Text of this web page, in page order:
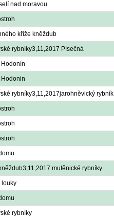
nad moravou
kříže kněždub
rybníky3,11,2017 Písečná
rybníky3,11,2017jarohněvický rybník
mutěnické rybníky
louky
rybníky